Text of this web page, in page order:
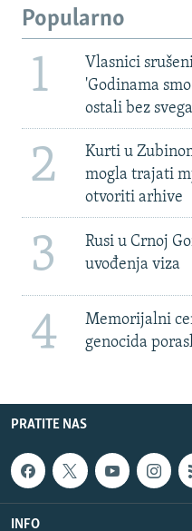
Popularno
1
Vlasnici
'Godinama
ostali bez
2
Kurti u
mogla trajati
otvoriti arhive
3
Rusi u Crnoj
uvođenja viza
4
Memorijalni
genocida
PRATITE NAS
INFO